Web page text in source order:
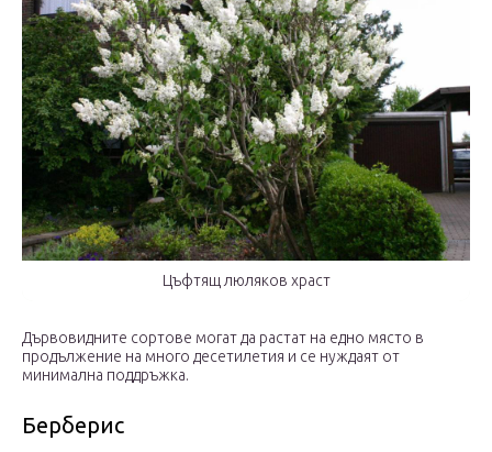
Цъфтящ люляков храст
Дървовидните сортове могат да растат на едно място в
продължение на много десетилетия и се нуждаят от
минимална поддръжка.
Берберис